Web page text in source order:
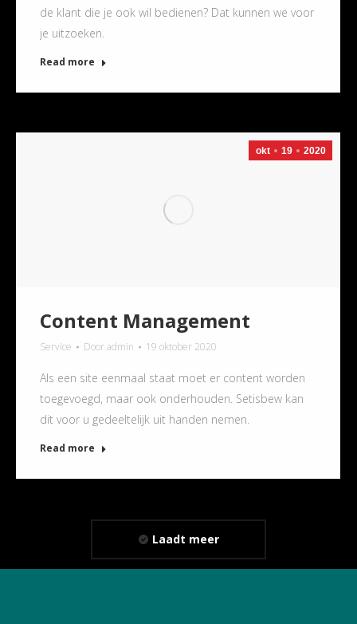
de klant die je ook wil bedienen? Dat kunnen we voor
je uitzoeken.
Read more
okt 19 2020
Content Management
Service Dooradmin 19 oktober 2020
Als een site eenmaal staat moet er content worden
toegevoegd, maar ook onderhouden. Setisbew kan
dit voor u gedeeltelijk uit handen nemen.
Read more
Laadt meer